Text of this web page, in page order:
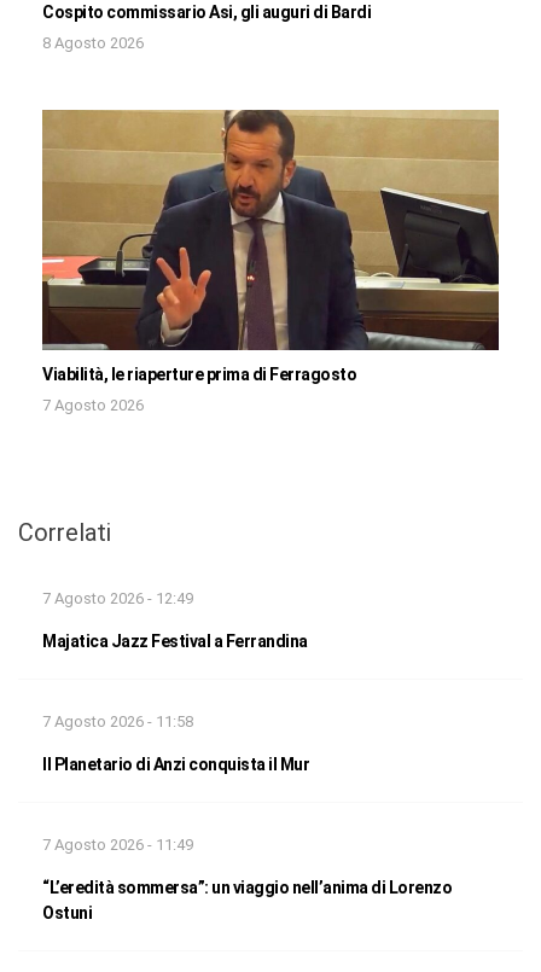
Cospito commissario Asi, gli auguri di Bardi
8 Agosto 2026
Viabilità, le riaperture prima di Ferragosto
7 Agosto 2026
Correlati
7 Agosto 2026 - 12:49
Majatica Jazz Festival a Ferrandina
7 Agosto 2026 - 11:58
Il Planetario di Anzi conquista il Mur
7 Agosto 2026 - 11:49
“L’eredità sommersa”: un viaggio nell’anima di Lorenzo
Ostuni